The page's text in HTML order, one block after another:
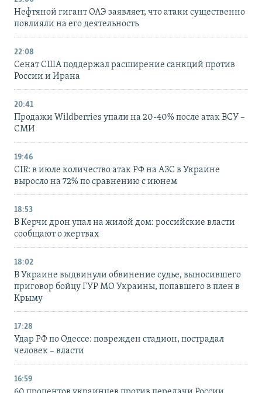
Нефтяной гигант ОАЭ заявляет, что атаки существенно
повлияли на его деятельность
22:08
Сенат США поддержал расширение санкций против
России и Ирана
20:41
Продажи Wildberries упали на 20-40% после атак ВСУ –
СМИ
19:46
CIR: в июле количество атак РФ на АЗС в Украине
выросло на 72% по сравнению с июнем
18:53
В Керчи дрон упал на жилой дом: российские власти
сообщают о жертвах
18:02
В Украине выдвинули обвинение судье, выносившего
приговор бойцу ГУР МО Украины, попавшего в плен в
Крыму
17:28
Удар РФ по Одессе: поврежден стадион, пострадал
человек – власти
16:59